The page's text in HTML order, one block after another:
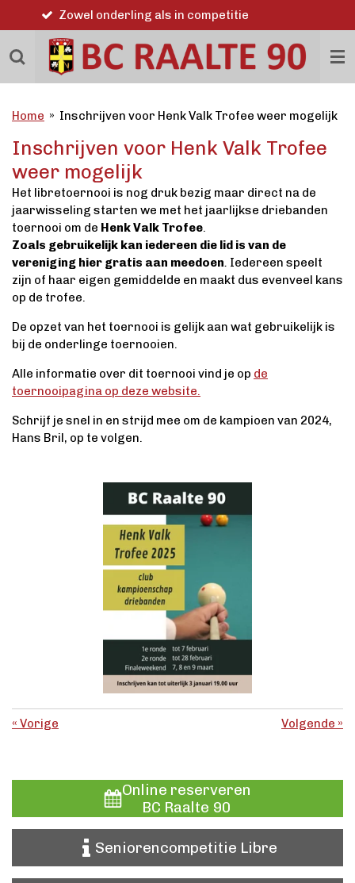
direct
naar
hoofdinhoud
Word ook lid
Home » Inschrijven voor Henk Valk Trofee weer mogelijk
Inschrijven voor Henk Valk Trofee
weer mogelijk
Het libretoernooi is nog druk bezig maar direct na de
jaarwisseling starten we met het jaarlijkse driebanden
toernooi om de Henk Valk Trofee.
Zoals gebruikelijk kan iedereen die lid is van de
vereniging hier gratis aan meedoen. Iedereen speelt
zijn of haar eigen gemiddelde en maakt dus evenveel kans
op de trofee.
De opzet van het toernooi is gelijk aan wat gebruikelijk is
bij de onderlinge toernooien.
Alle informatie over dit toernooi vind je op de
toernooipagina op deze website.
Schrijf je snel in en strijd mee om de kampioen van 2024,
Hans Bril, op te volgen.
« Vorige Volgende »
Online reserveren
BC Raalte 90
Seniorencompetitie Libre